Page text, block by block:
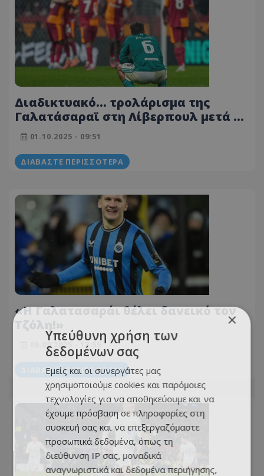
Διαδικτυακό... τρολάρισμα της
Γαλατάσαραϊ στη Λίβερπουλ μετά τη
νίκη των Τούρκων
01.10.2025 - 09:51
ΔΙΑΒΆΣΤΕ ΠΕΡΙΣΣΌΤΕΡΑ
«Η Γαλατασαράι θέλει δανεικό τον
09.09.2025 - 13:55
ΔΙΑΒΆΣΤΕ ΠΕΡΙΣΣΌΤΕΡΑ
×
Υπεύθυνη χρήση των
δεδομένων σας
Εμείς και οι συνεργάτες μας
χρησιμοποιούμε cookies και παρόμοιες
τεχνολογίες για να αποθηκεύουμε και να
έχουμε πρόσβαση σε πληροφορίες στη
συσκευή σας και να επεξεργαζόμαστε
προσωπικά δεδομένα, όπως τη
διεύθυνση IP σας, μοναδικά
αναγνωριστικά και δεδομένα περιήγησης,